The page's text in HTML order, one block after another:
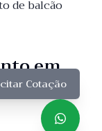
de balcão
em
do
Cotação